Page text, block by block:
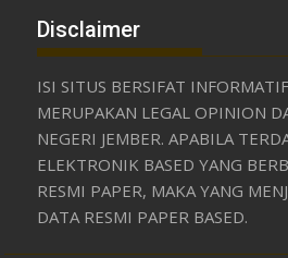
Disclaimer
ISI SITUS BERSIFAT
MERUPAKAN LEGAL OPINION
NEGERI JEMBER. APABILA
ELEKTRONIK BASED YANG
RESMI PAPER, MAKA YANG
DATA RESMI PAPER BASED.